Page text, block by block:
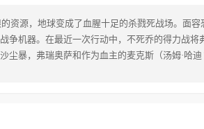
资源，地球变成了血腥十足的杀戮死战场。面
机器。在最近一次行动中，不死乔的得力战将
暴，弗瑞奥萨和作为血主的麦克斯（汤姆·哈